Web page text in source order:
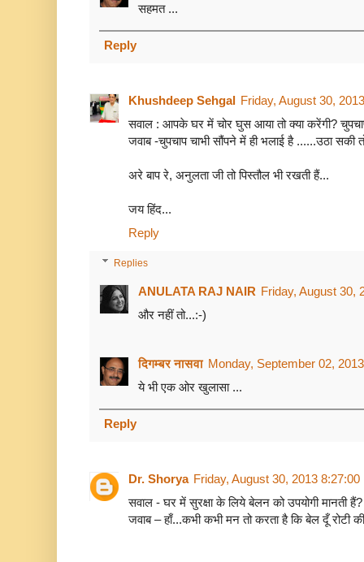
सहमत ...
Reply
Khushdeep Sehgal Friday, August 30,
सवाल : आपके घर में चोर घुस आया तो क्या करेंगी?
जवाब -चुपचाप चाभी सौंपने में ही भलाई है ......उठा सकी
अरे बाप रे, अनुलता जी तो पिस्तौल भी रखती हैं...
जय हिंद...
Reply
Replies
ANULATA RAJ NAIR Friday, August 30,
और नहीं तो...:-)
दिगम्बर नासवा Monday, September 02,
ये भी एक ओर खुलासा ...
Reply
Dr. Shorya Friday, August 30, 2013 8:27:00
सवाल - घर में सुरक्षा के लिये बेलन को उपयोगी मानती हैं?
जवाब – हाँ...कभी कभी मन तो करता है कि बेल दूँ रोटी